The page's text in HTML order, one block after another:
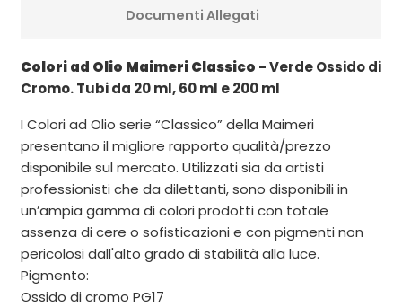
Documenti Allegati
Colori ad Olio Maimeri Classico - Verde Ossido di
Cromo. Tubi da 20 ml, 60 ml e 200 ml
I Colori ad Olio serie “Classico” della Maimeri
presentano il migliore rapporto qualità/prezzo
disponibile sul mercato. Utilizzati sia da artisti
professionisti che da dilettanti, sono disponibili in
un’ampia gamma di colori prodotti con totale
assenza di cere o sofisticazioni e con pigmenti non
pericolosi dall'alto grado di stabilità alla luce.
Pigmento:
Ossido di cromo PG17